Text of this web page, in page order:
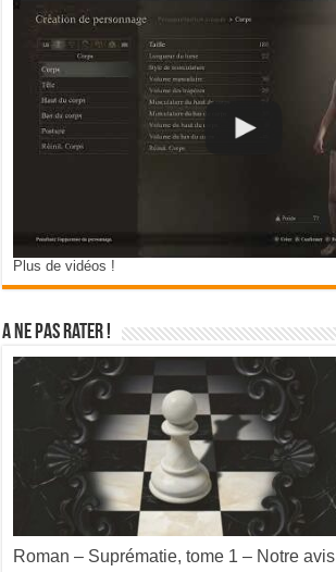
Plus de vidéos !
A ne pas rater !
Roman – Suprématie, tome 1 – Notre avis